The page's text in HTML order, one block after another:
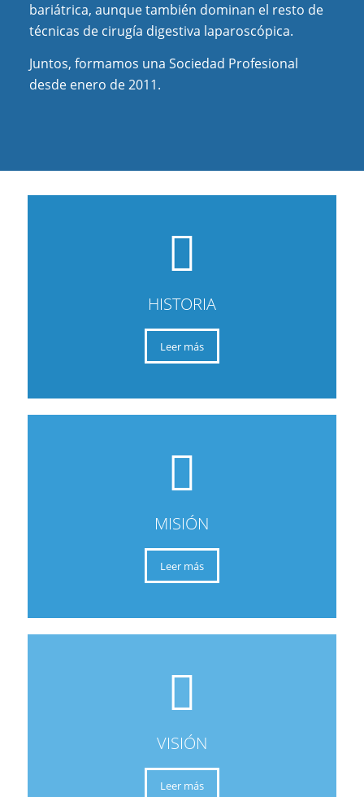
bariátrica, aunque también dominan el resto de
técnicas de cirugía digestiva laparoscópica.
Juntos, formamos una Sociedad Profesional
desde enero de 2011.
HISTORIA
Leer más
MISIÓN
Leer más
VISIÓN
Leer más